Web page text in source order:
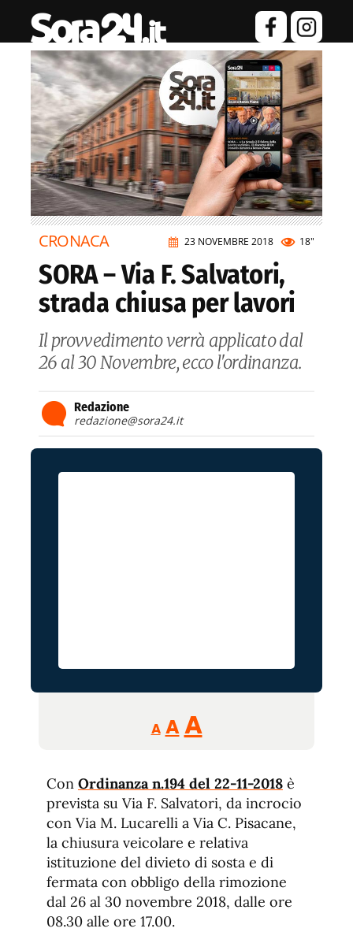
23 NOVEMBRE 2018 18"
CRONACA
SORA – Via F. Salvatori,
strada chiusa per lavori
Il provvedimento verrà applicato dal
26 al 30 Novembre, ecco l'ordinanza.
Redazione
redazione@sora24.it
A
Reducir
tamaño
A Restablecer
de
fuente
AAumentar
de
fuente.
Con Ordinanza n.194 del 22-11-2018 è
prevista su Via F. Salvatori, da incrocio
con Via M. Lucarelli a Via C. Pisacane,
la chiusura veicolare e relativa
istituzione del divieto di sosta e di
fermata con obbligo della rimozione
dal 26 al 30 novembre 2018, dalle ore
08.30 alle ore 17.00.